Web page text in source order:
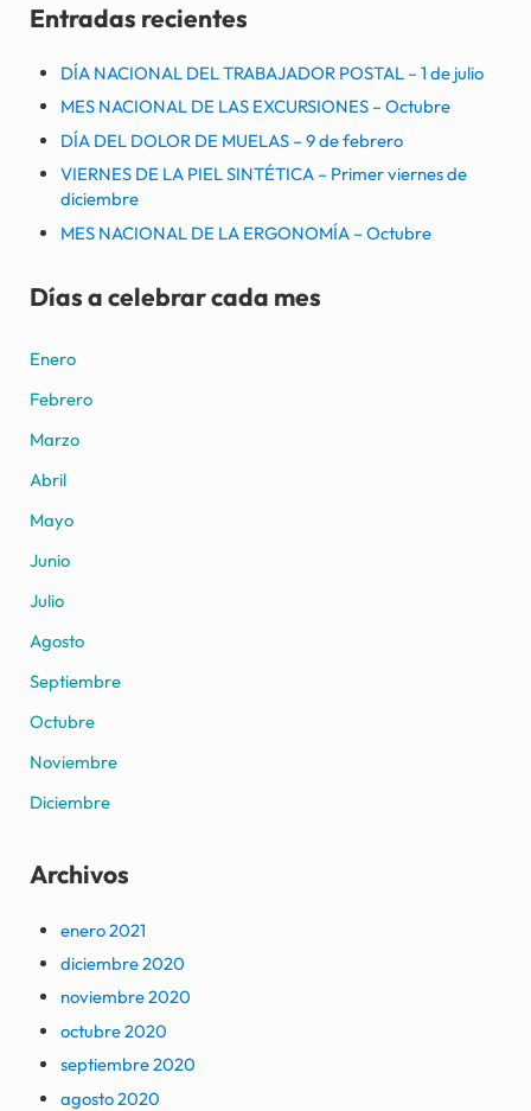
Entradas recientes
DÍA NACIONAL DEL TRABAJADOR POSTAL – 1 de julio
MES NACIONAL DE LAS EXCURSIONES – Octubre
DÍA DEL DOLOR DE MUELAS – 9 de febrero
VIERNES DE LA PIEL SINTÉTICA – Primer viernes de
diciembre
MES NACIONAL DE LA ERGONOMÍA – Octubre
Días a celebrar cada mes
Enero
Febrero
Marzo
Abril
Mayo
Junio
Julio
Agosto
Septiembre
Octubre
Noviembre
Diciembre
Archivos
enero 2021
diciembre 2020
noviembre 2020
octubre 2020
septiembre 2020
agosto 2020